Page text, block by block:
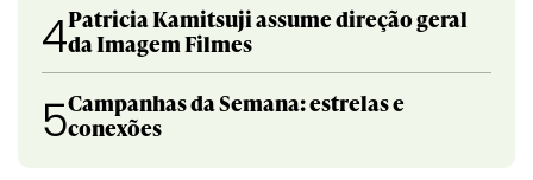
4Patricia Kamitsuji assume direção geral
da Imagem Filmes
5Campanhas da Semana: estrelas e
conexões